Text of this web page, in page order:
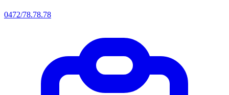
0472/78.78.78